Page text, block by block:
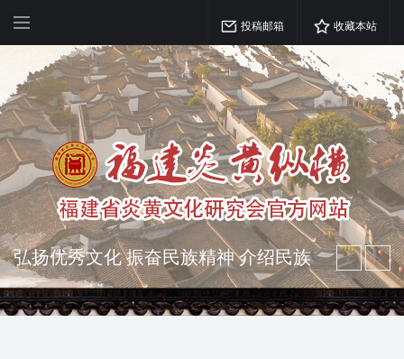
投稿邮箱 收藏本站
突出海西特色 报道台港澳侨 坚持古为
今用 力求雅俗共赏
弘扬优秀文化 振奋民族精神 介绍民族